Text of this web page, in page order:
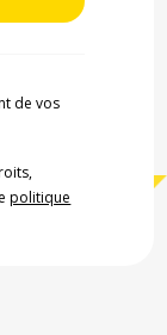
de vos
politique